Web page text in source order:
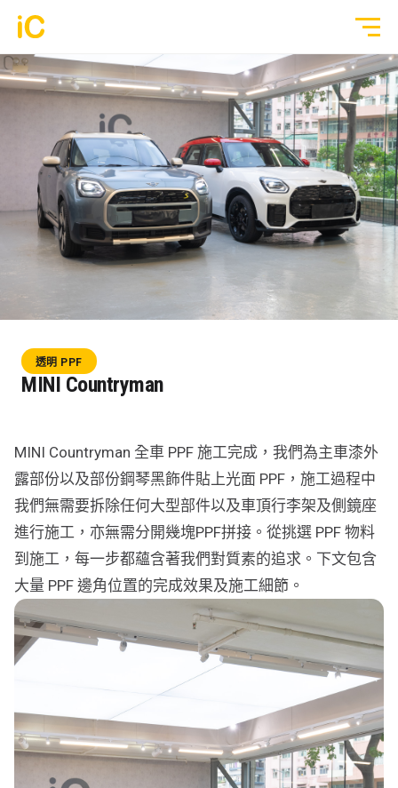
GYEON 傳統鍍膜塗層
ULGO® Black Infinity™ 自修復鍍膜
PPF 車漆保護膜
透明 GYEON® PPF
轉色 OM® Individual Color PPF
3M® Crystalline™ 玻璃隔熱膜
為您推薦
車漆保護方案建議
全部作品
透明 PPF
轉色 Color PPF
透明 PPF
MINI Countryman
MINI Countryman 全車 PPF 施工完成，我們為主車漆外
露部份以及部份鋼琴黑飾件貼上光面 PPF，施工過程中
我們無需要拆除任何大型部件以及車頂行李架及側鏡座
進行施工，亦無需分開幾塊PPF拼接。從挑選 PPF 物料
到施工，每一步都蘊含著我們對質素的追求。下文包含
大量 PPF 邊角位置的完成效果及施工細節。